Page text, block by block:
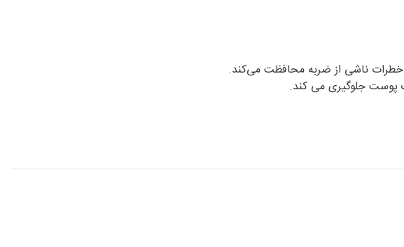
خطرات ناشی از ضربه محافظت می‌کند.
پوست جلوگیری می کند.